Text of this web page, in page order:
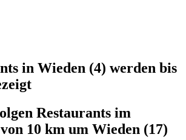
in Wieden (4) werden bis
Restaurants im
10 km um Wieden (17)